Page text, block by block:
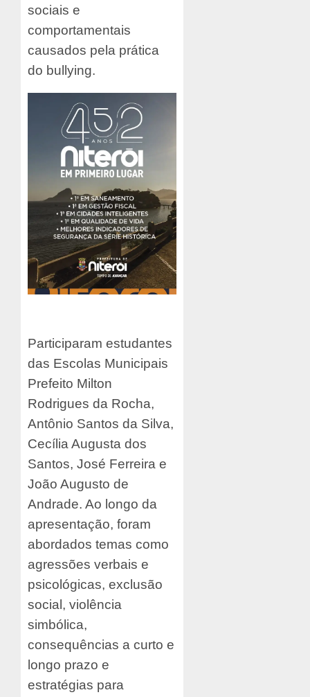
sociais e
comportamentais
causados pela prática
do bullying.
Participaram estudantes
das Escolas Municipais
Prefeito Milton
Rodrigues da Rocha,
Antônio Santos da Silva,
Cecília Augusta dos
Santos, José Ferreira e
João Augusto de
Andrade. Ao longo da
apresentação, foram
abordados temas como
agressões verbais e
psicológicas, exclusão
social, violência
simbólica,
consequências a curto e
longo prazo e
estratégias para